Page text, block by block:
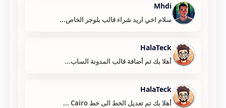
Mhdi
سلام اخي اريد شراء قالب بلوجر الخاص...
HalaTeck
أهلا بك تم أضافة قالب المدونة الساب...
HalaTeck
أهلا بك تم تعديل الخط الى خط Cairo ...